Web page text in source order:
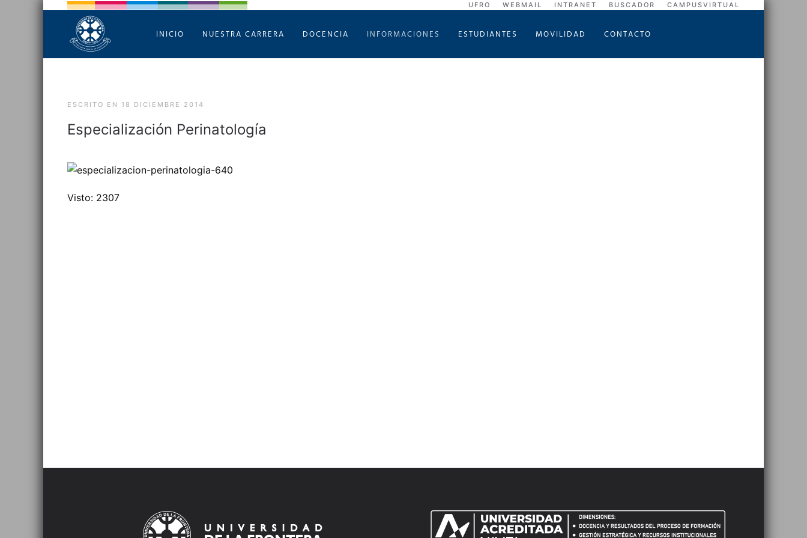
UFRO WEBMAIL INTRANET BUSCADOR CAMPUSVIRTUAL
INICIO NUESTRA CARRERA DOCENCIA INFORMACIONES ESTUDIANTES MOVILIDAD CONTACTO
ESCRITO EN 18 DICIEMBRE 2014
Especialización Perinatología
Visto: 2307